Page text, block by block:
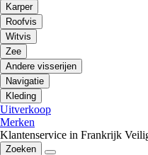
Karper
Roofvis
Witvis
Zee
Andere visserijen
Navigatie
Kleding
Uitverkoop
Merken
Klantenservice in Frankrijk
Zoeken